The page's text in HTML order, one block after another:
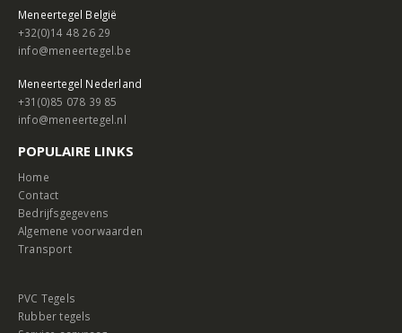
Meneertegel België
+32(0)14 48 26 29
info@meneertegel.be
Meneertegel Nederland
+31(0)85 078 39 85
info@meneertegel.nl
POPULAIRE LINKS
Home
Contact
Bedrijfsgegevens
Algemene voorwaarden
Transport
PVC Tegels
Rubber tegels